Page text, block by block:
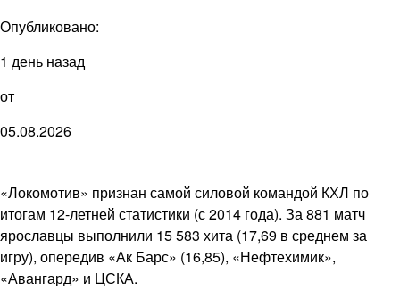
Опубликовано:
1 день назад
от
05.08.2026
«Локомотив» признан самой силовой командой КХЛ по
итогам 12-летней статистики (с 2014 года). За 881 матч
ярославцы выполнили 15 583 хита (17,69 в среднем за
игру), опередив «Ак Барс» (16,85), «Нефтехимик»,
«Авангард» и ЦСКА.